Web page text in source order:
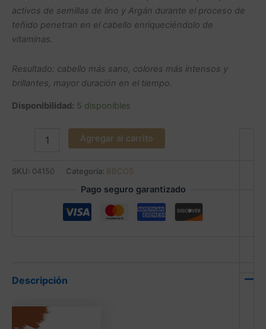
activos de semillas de lino y Argán durante el proceso de
teñido penetran en el cabello enriqueciéndolo de
vitaminas.
Resultado: cabello más sano, colores más intensos y
brillantes, mayor duración en el tiempo.
Disponibilidad: 5 disponibles
Agregar al carrito
SKU: 04150 Categoría: BBCOS
Pago seguro garantizado
Descripción